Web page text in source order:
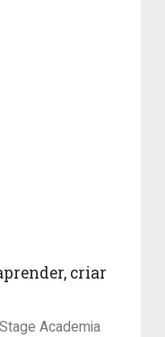
criar
Academia